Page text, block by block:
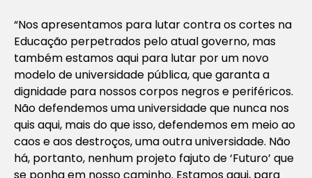
“Nos apresentamos para lutar contra os cortes na
Educação perpetrados pelo atual governo, mas
também estamos aqui para lutar por um novo
modelo de universidade pública, que garanta a
dignidade para nossos corpos negros e periféricos.
Não defendemos uma universidade que nunca nos
quis aqui, mais do que isso, defendemos em meio ao
caos e aos destroços, uma outra universidade. Não
há, portanto, nenhum projeto fajuto de ‘Futuro’ que
se ponha em nosso caminho. Estamos aqui, para